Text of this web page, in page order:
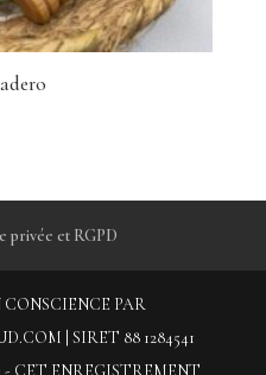
privée et RGPD
PAR
| SIRET 88 1284541
- CET ENREGISTREMENT